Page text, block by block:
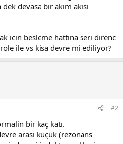
devasa bir akim akisi
icin besleme hattina seri direnc
ile vs kisa devre mi ediliyor?
#2
bir kaç katı.
arası küçük (rezonans